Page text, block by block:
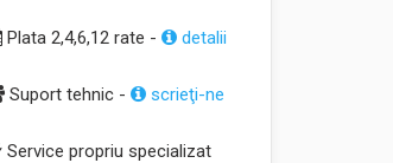
Plata 2,4,6,12 rate - detalii
Suport tehnic - scrieţi-ne
Service propriu specializat